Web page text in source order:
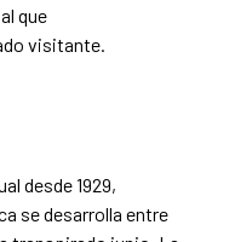
que
visitante.
desde 1929,
se desarrolla entre